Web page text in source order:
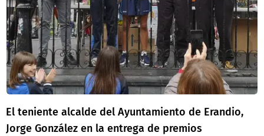
El teniente alcalde del Ayuntamiento de Erandio,
Jorge González en la entrega de premios